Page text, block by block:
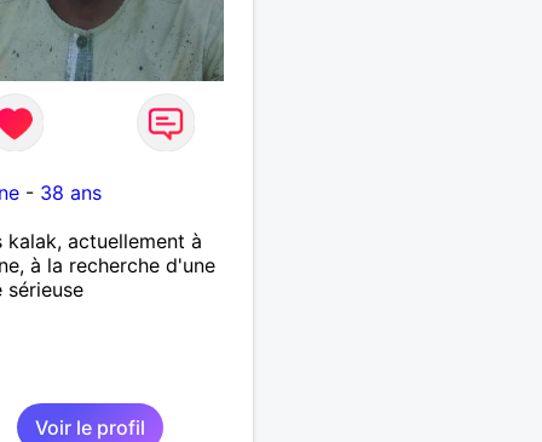
- 38 ans
kalak, actuellement à
à la recherche d'une
sérieuse
Voir le profil